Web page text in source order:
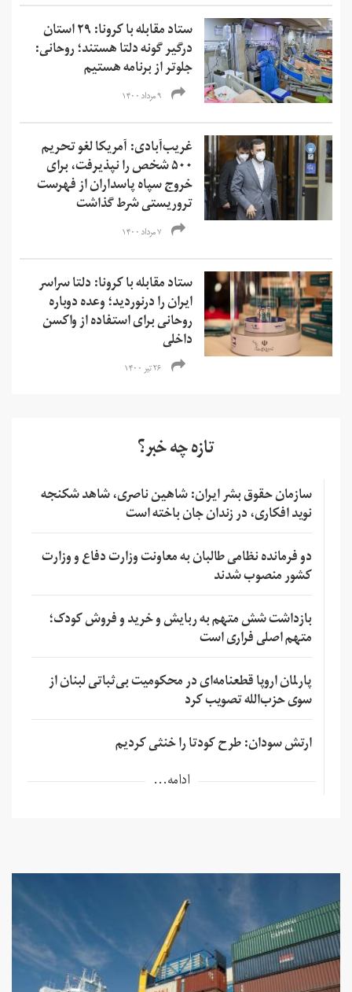
ستاد مقابله با کرونا: ۲۹ استان
درگیر گونه دلتا هستند؛ روحانی:
جلوتر از برنامه هستیم
۹ مرداد ۱۴۰۰
غریب‌آبادی: آمریکا لغو تحریم‌
۵۰۰ شخص را نپذیرفت، برای
خروج سپاه پاسداران از فهرست
تروریستی شرط گذاشت
۷ مرداد ۱۴۰۰
ستاد مقابله با کرونا: دلتا سراسر
ایران را درنوردید؛ وعده دوباره
روحانی برای استفاده از واکسن
داخلی
۲۶ تیر ۱۴۰۰
تازه چه خبر؟
سازمان حقوق بشر ایران: شاهین ناصری، شاهد شکنجه
نوید افکاری، در زندان جان باخته است
دو فرمانده نظامی طالبان به معاونت وزارت دفاع و وزارت
کشور منصوب شدند
بازداشت شش متهم به ربایش و خرید و فروش کودک؛
متهم اصلی فراری است
پارلمان اروپا قطعنامه‌ای در محکومیت بی‌ثباتی لبنان از
سوی حزب‌الله تصویب کرد
ارتش سودان: طرح کودتا را خنثی کردیم
ادامه...